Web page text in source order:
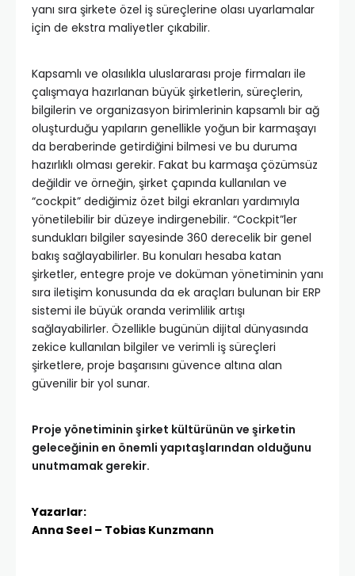
yanı sıra şirkete özel iş süreçlerine olası uyarlamalar
için de ekstra maliyetler çıkabilir.
Kapsamlı ve olasılıkla uluslararası proje firmaları ile
çalışmaya hazırlanan büyük şirketlerin, süreçlerin,
bilgilerin ve organizasyon birimlerinin kapsamlı bir ağ
oluşturduğu yapıların genellikle yoğun bir karmaşayı
da beraberinde getirdiğini bilmesi ve bu duruma
hazırlıklı olması gerekir. Fakat bu karmaşa çözümsüz
değildir ve örneğin, şirket çapında kullanılan ve
“cockpit” dediğimiz özet bilgi ekranları yardımıyla
yönetilebilir bir düzeye indirgenebilir. “Cockpit”ler
sundukları bilgiler sayesinde 360 derecelik bir genel
bakış sağlayabilirler. Bu konuları hesaba katan
şirketler, entegre proje ve doküman yönetiminin yanı
sıra iletişim konusunda da ek araçları bulunan bir ERP
sistemi ile büyük oranda verimlilik artışı
sağlayabilirler. Özellikle bugünün dijital dünyasında
zekice kullanılan bilgiler ve verimli iş süreçleri
şirketlere, proje başarısını güvence altına alan
güvenilir bir yol sunar.
Proje yönetiminin şirket kültürünün ve şirketin
geleceğinin en önemli yapıtaşlarından olduğunu
unutmamak gerekir.
Yazarlar:
Anna Seel – Tobias Kunzmann